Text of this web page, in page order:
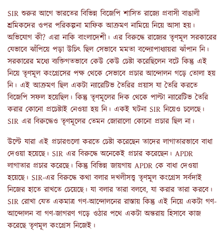
SIR শুরুর আগে ভারতের বিভিন্ন বিজেপি শাসিত রাজ্যে প্রবাসী বাঙালী
শ্রমিকদের ওপর পরিকল্পনা মাফিক আক্রমণ নামিয়ে নিয়ে আসা হয়।
অভিযোগ কী? এরা নাকি বাংলাদেশী। এর বিরুদ্ধে রাজ্যের তৃণমূল সরকারের
যেভাবে ঝাঁপিয়ে পড়া উচিৎ ছিল সেভাবে মমতা বন্দ্যোপাধ্যায়রা ঝাঁপান নি।
সরকারের মধ্যে ব্যক্তিগতভাবে কেউ কেউ চেষ্টা করেছিলেন বটে কিন্তু এই
নিয়ে তৃণমূল কংগ্রেসের পক্ষ থেকে সেভাবে প্রচার আন্দোলন গড়ে তোলা হয়
নি। এই আক্রমণ ছিল একটা ন্যারেটিভ তৈরির প্রয়াস যা তৈরি করতে
বিজেপি সফল হয়েছিল। কিন্তু তৃণমূলের দিক থেকে পাল্টা ন্যারেটিভ তৈরি
করার কোনো প্রচেষ্টাই নেওয়া হয় নি। একই ঘটনা SIR নিয়েও চলেছে।
SIR এর বিরুদ্ধেও তৃণমূলের তেমন জোরালো কোনো প্রচার ছিল না।
উল্টে যারা এই প্রচারগুলো করতে চেষ্টা করেছেন তাদের লাগাতারভাবে বাধা
দেওয়া হয়েছে। SIR এর বিরুদ্ধে অনেকেই প্রচার করেছেন। APDR
লাগাতার প্রচার করেছে। কিন্তু বিভিন্ন জায়গায় APDR কে বাধা দেওয়া
হয়েছে। SIR-এর বিরুদ্ধে কথা বলার দখলীসত্ত্ব তৃণমূল কংগ্রেস সর্বদাই
নিজের হাতে রাখতে চেয়েছে। যা বলার তারা বলবে, যা করার তারা করবে।
SIR রোখা যেত একমাত্র গণ-আন্দোলনের রাস্তায় কিন্তু এই নিয়ে একটা গণ-
আন্দোলন বা গণ-জাগরণ গড়ে ওঠার পথে একটা অন্তরায় হিসাবে কাজ
করেছে তৃণমূল কংগ্রেস নিজেই।